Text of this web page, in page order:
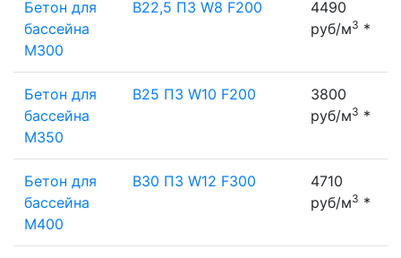
Бетон для
бассейна
М300
B22,5 П3 W8 F200
4490
руб/м3 *
Бетон для
бассейна
М350
B25 П3 W10 F200
3800
руб/м3 *
Бетон для
бассейна
М400
B30 П3 W12 F300
4710
руб/м3 *